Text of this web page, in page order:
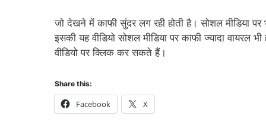
जो देखने में काफी सुंदर लग रही होती है। सोशल मीडिया पर
इसकी यह वीडियो सोशल मीडिया पर काफी ज्यादा
वीडियो पर क्लिक कर सकते हैं।
Share this:
Facebook X